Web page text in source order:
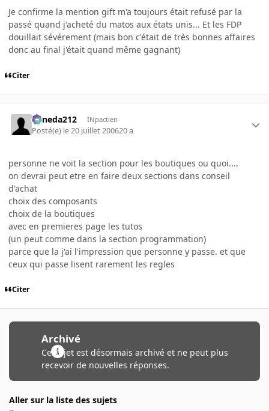
Je confirme la mention gift m'a toujours était refusé par la
passé quand j'acheté du matos aux états unis... Et les FDP
douillait sévérement (mais bon c'était de très bonnes affaires
donc au final j'était quand même gagnant)
Citer
keneda212 INpactien
Posté(e) le 20 juillet 200620 a
personne ne voit la section pour les boutiques ou quoi....
on devrai peut etre en faire deux sections dans conseil
d'achat
choix des composants
choix de la boutiques
avec en premieres page les tutos
(un peut comme dans la section programmation)
parce que la j'ai l'impression que personne y passe. et que
ceux qui passe lisent rarement les regles
Citer
Archivé
Ce sujet est désormais archivé et ne peut plus
recevoir de nouvelles réponses.
Aller sur la liste des sujets